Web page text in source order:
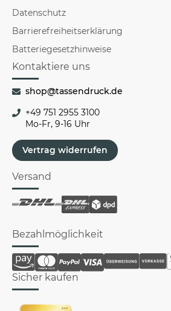
Datenschutz
Barrierefreiheitserklärung
Batteriegesetzhinweise
Kontaktiere uns
shop@tassendruck.de
+49 751 2955 3100
Mo-Fr, 9-16 Uhr
Vertrag widerrufen
Versand
Bezahlmöglichkeit
Sicher kaufen